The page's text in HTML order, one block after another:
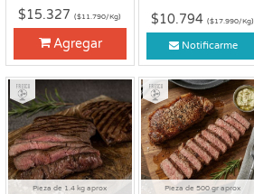
$15.327($11.790/Kg)
Agregar
$10.794 ($17.990/Kg)
Notificarme
Pieza de 1.4 kg aprox
Fresco
Pieza de 500 gr aprox
Fresco